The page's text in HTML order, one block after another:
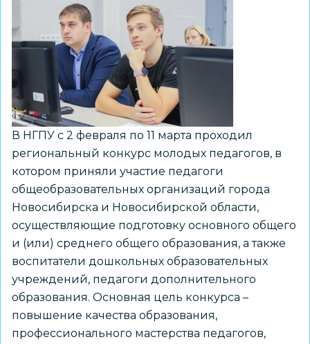
«Без
срока
давности.
Непокорённые»
В НГПУ с 2 февраля по 11 марта проходил
региональный конкурс молодых педагогов, в
котором приняли участие педагоги
общеобразовательных организаций города
Новосибирска и Новосибирской области,
осуществляющие подготовку основного общего
и (или) среднего общего образования, а также
воспитатели дошкольных образовательных
учреждений, педагоги дополнительного
образования. Основная цель конкурса –
повышение качества образования,
профессионального мастерства педагогов,